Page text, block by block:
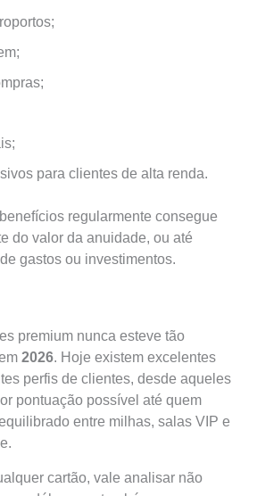
para clientes de alta renda.
regularmente consegue
do valor da anuidade, ou até
gastos ou investimentos.
premium nunca esteve tão
2026. Hoje existem excelentes
perfis de clientes, desde aqueles
pontuação possível até quem
entre milhas, salas VIP e
cartão, vale analisar não